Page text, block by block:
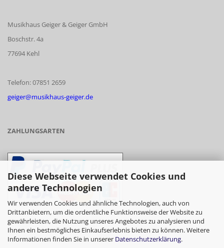
Diese Webseite verwendet Cookies und
andere Technologien
Wir verwenden Cookies und ähnliche Technologien, auch von
Drittanbietern, um die ordentliche Funktionsweise der Website zu
gewährleisten, die Nutzung unseres Angebotes zu analysieren und
Ihnen ein bestmögliches Einkaufserlebnis bieten zu können. Weitere
Informationen finden Sie in unserer Datenschutzerklärung.
Musikhaus Geiger & Geiger GmbH
Boschstr. 4a
77694 Kehl
Telefon: 07851 2659
geiger@musikhaus-geiger.de
ZAHLUNGSARTEN
- Vorkasse/Überweisung